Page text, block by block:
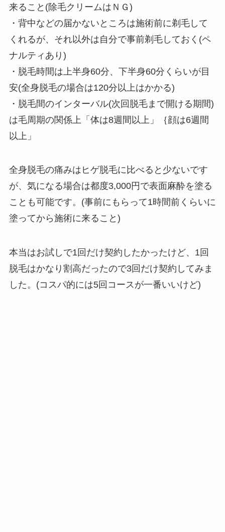
来ること(除毛クリームはＮＧ)
・背中などの届かないところは施術前に剃毛して
くれるが、それ以外は自分で事前剃毛しておく(ペ
ナルティあり)
・脱毛時間は上半身60分、下半身60分くらいが目
安(全身脱毛の場合は120分以上はかかる)
・脱毛間のインターバル(次回脱毛まで開ける期間)
は毛周期の関係上「体は8週間以上」｛顔は6週間
以上」
全身脱毛の痛みはヒゲ脱毛に比べると少ないです
が、気になる場合は都度3,000円で表面麻酔を塗る
ことも可能です。(事前にもらって1時間前くらいに
塗ってから施術に来ること)
本当はお試しで1回だけ契約したかったけど、1回
脱毛はかなり割高だったので3回だけ契約してみま
した。(コスパ的には5回コースが一番いいけど)